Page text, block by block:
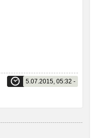
5.07.2015, 05:32 -